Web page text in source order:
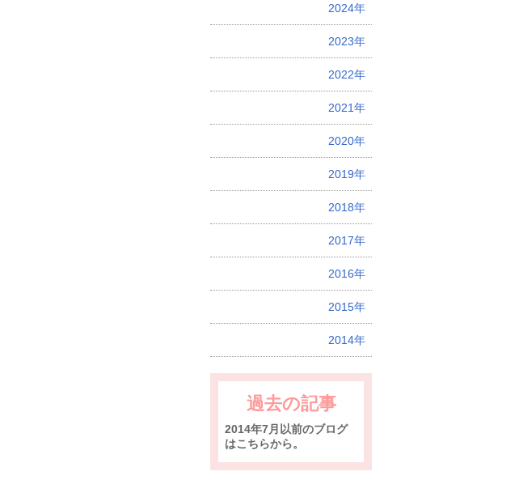
2024年
2023年
2022年
2021年
2020年
2019年
2018年
2017年
2016年
2015年
2014年
過去の記事
2014年7月以前のブログ
はこちらから。